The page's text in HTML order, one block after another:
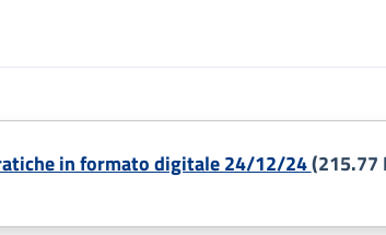
in formato digitale 24/12/24(215.77